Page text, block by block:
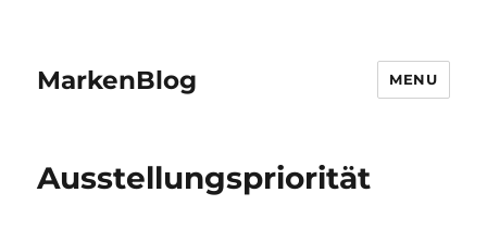
MarkenBlog MENU
Ausstellungspriorität